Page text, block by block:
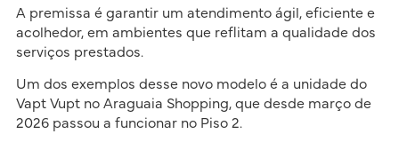
A premissa é garantir um atendimento ágil, eficiente e
acolhedor, em ambientes que reflitam a qualidade dos
serviços prestados.
Um dos exemplos desse novo modelo é a unidade do
Vapt Vupt no Araguaia Shopping, que desde março de
2026 passou a funcionar no Piso 2.